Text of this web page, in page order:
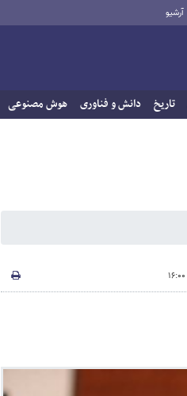
آرشیو
تاریخ دانش و فناوری هوش مصنوعی